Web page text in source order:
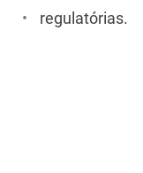
regulatórias.